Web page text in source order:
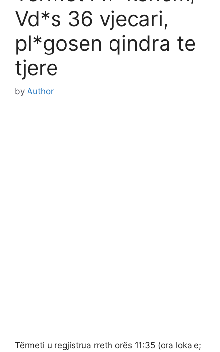
Vd*s 36 vjecari,
pl*gosen qindra te
tjere
by Author
Tërmeti u regjistrua rreth orës 11:35 (ora lokale;